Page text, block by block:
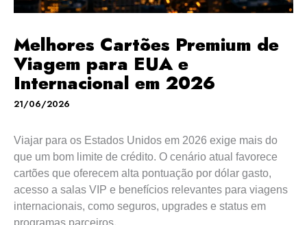
Melhores Cartões Premium de
Viagem para EUA e
Internacional em 2026
21/06/2026
Viajar para os Estados Unidos em 2026 exige mais do
que um bom limite de crédito. O cenário atual favorece
cartões que oferecem alta pontuação por dólar gasto,
acesso a salas VIP e benefícios relevantes para viagens
internacionais, como seguros, upgrades e status em
programas parceiros.